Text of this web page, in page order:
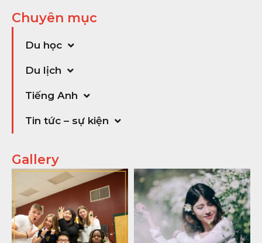
Chuyên mục
Du học
Du lịch
Tiếng Anh
Tin tức – sự kiện
Gallery